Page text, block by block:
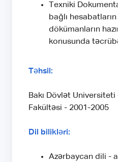
Texniki
bağlı
dökümanların
konusunda
Təhsil:
Bakı Dövlət
Fakültəsi - 2001-2005
Dil bilikləri:
Azərbaycan dili -